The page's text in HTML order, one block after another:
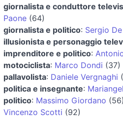
giornalista e conduttore
Paone (64)
giornalista e politico: Sergio
illusionista e personaggio
imprenditore e politico:
motociclista: Marco Dondi (37)
pallavolista: Daniele Vergnaghi
politica e insegnante:
politico: Massimo Giordano (56)
Vincenzo Scotti (92)